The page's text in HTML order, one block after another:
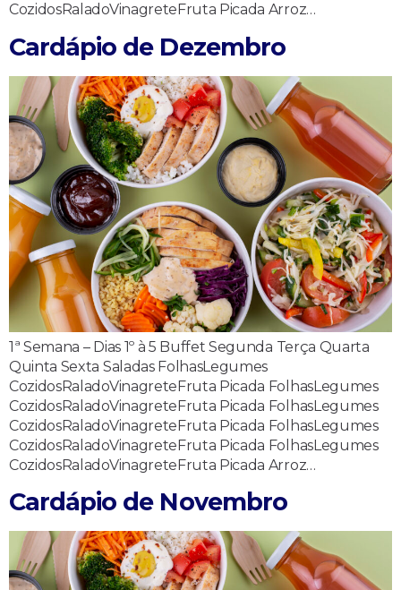
CozidosRaladoVinagreteFruta Picada Arroz…
Cardápio de Dezembro
1ª Semana – Dias 1º à 5 Buffet Segunda Terça Quarta
Quinta Sexta Saladas FolhasLegumes
CozidosRaladoVinagreteFruta Picada FolhasLegumes
CozidosRaladoVinagreteFruta Picada FolhasLegumes
CozidosRaladoVinagreteFruta Picada FolhasLegumes
CozidosRaladoVinagreteFruta Picada FolhasLegumes
CozidosRaladoVinagreteFruta Picada Arroz…
Cardápio de Novembro